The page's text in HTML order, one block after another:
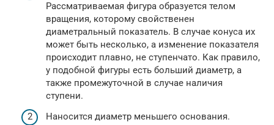
Рассматриваемая фигура образуется телом
вращения, которому свойственен
диаметральный показатель. В случае конуса их
может быть несколько, а изменение показателя
происходит плавно, не ступенчато. Как правило,
у подобной фигуры есть больший диаметр, а
также промежуточной в случае наличия
ступени.
Наносится диаметр меньшего основания.